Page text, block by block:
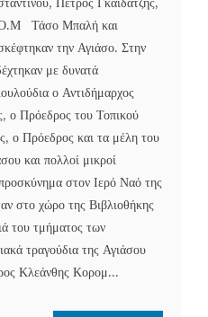
Τάσο Μπαλή και
την Αγιάσο. Στην
με δυνατά
ο Αντιδήμαρχος
ο Πρόεδρος του Τοπικού
ο Πρόεδρος και τα μέλη του
και πολλοί μικροί
στον Ιερό Ναό της
στο χώρο της Βιβλιοθήκης
του τμήματος των
τραγούδια της Αγιάσου
Κλεάνθης Κορομ...